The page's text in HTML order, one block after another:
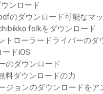
ンロード
のダウンロード可能なマ
folkをダウンロード
トローラードライバーのダ
ドiOS
のダウンロード
料ダウンロードの力
ジョンのダウンロードをア